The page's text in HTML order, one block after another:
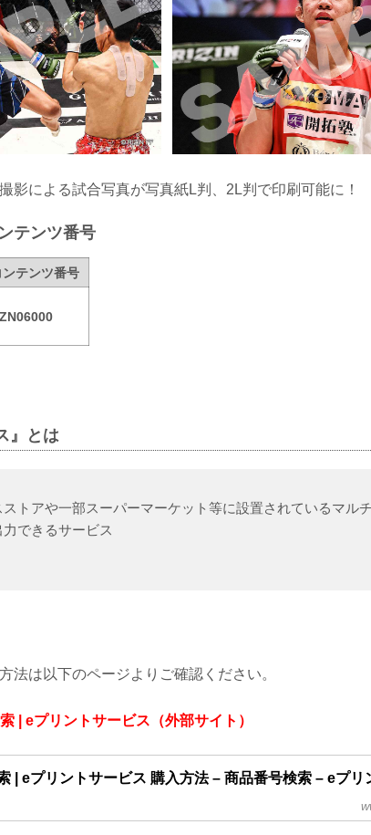
影による試合写真が写真紙L判、2L判で印刷可能に！
テンツ番号
ンテンツ番号
』とは
トアや一部スーパーマーケット等に設置されているマル
できるサービス
法は以下のページよりご確認ください。
| eプリントサービス（外部サイト）
| eプリントサービス 購入方法 – 商品番号検索 – eプリ